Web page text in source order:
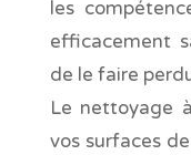
les
efficacement
de le faire
Le nettoyage
vos surfaces